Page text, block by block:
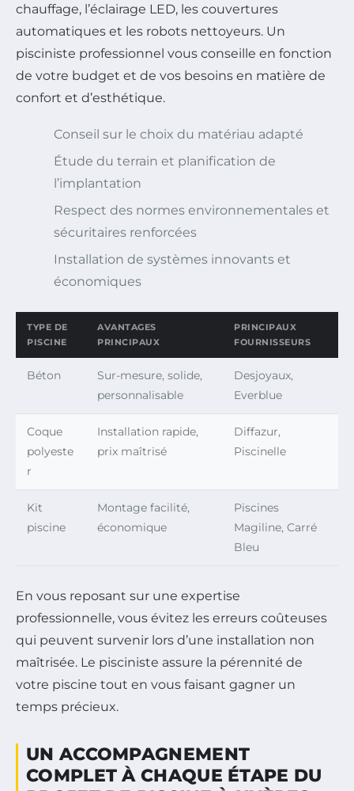
chauffage, l’éclairage LED, les couvertures
automatiques et les robots nettoyeurs. Un
pisciniste professionnel vous conseille en fonction
de votre budget et de vos besoins en matière de
confort et d’esthétique.
Conseil sur le choix du matériau adapté
Étude du terrain et planification de
l’implantation
Respect des normes environnementales et
sécuritaires renforcées
Installation de systèmes innovants et
économiques
TYPE DE
PISCINE
AVANTAGES
PRINCIPAUX
PRINCIPAUX
FOURNISSEURS
Béton
Sur-mesure, solide,
personnalisable
Desjoyaux,
Everblue
Coque
polyeste
r
Installation rapide,
prix maîtrisé
Diffazur,
Piscinelle
Kit
piscine
Montage facilité,
économique
Piscines
Magiline, Carré
Bleu
En vous reposant sur une expertise
professionnelle, vous évitez les erreurs coûteuses
qui peuvent survenir lors d’une installation non
maîtrisée. Le pisciniste assure la pérennité de
votre piscine tout en vous faisant gagner un
temps précieux.
UN ACCOMPAGNEMENT
COMPLET À CHAQUE ÉTAPE DU